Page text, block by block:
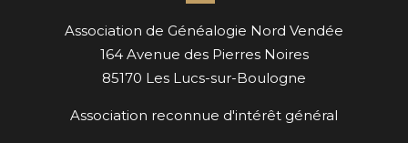
Association de Généalogie Nord Vendée
164 Avenue des Pierres Noires
85170 Les Lucs-sur-Boulogne
Association reconnue d'intérêt général